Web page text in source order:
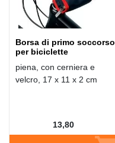
Borsa di primo soccorso
per biciclette
piena, con cerniera e
velcro, 17 x 11 x 2 cm
13,80